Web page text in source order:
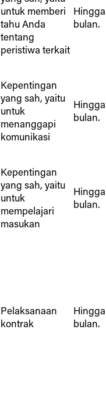
untuk memberi
tahu Anda
tentang
peristiwa terkait
bulan.
Kepentingan
yang sah, yaitu
untuk
menanggapi
komunikasi
bulan.
Kepentingan
yang sah, yaitu
untuk
mempelajari
masukan
bulan.
Pelaksanaan
kontrak
bulan.